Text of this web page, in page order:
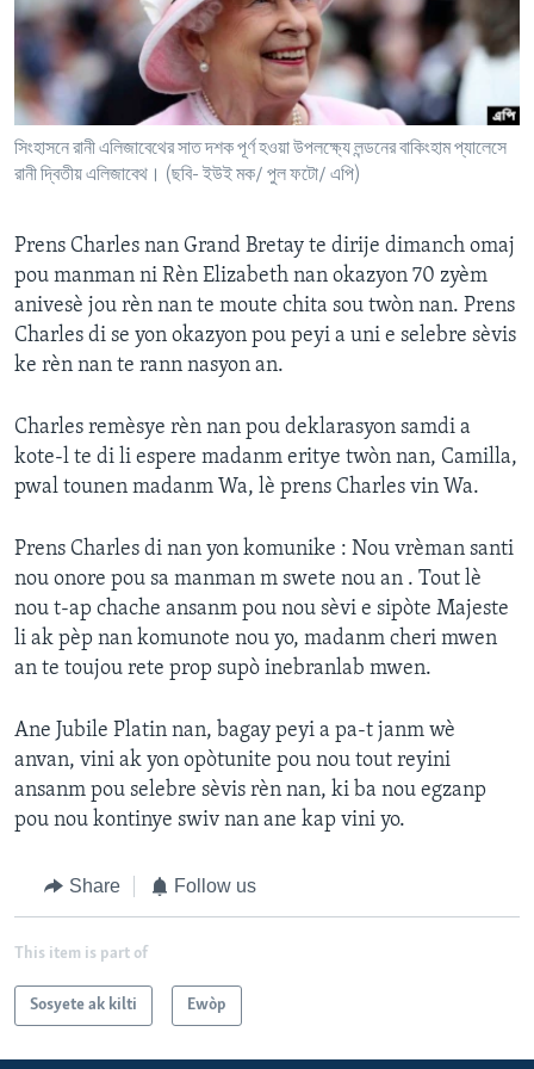
Languages
সিংহাসনে রানী এলিজাবেথের সাত দশক পূর্ণ হওয়া উপলক্ষ্যে লন্ডনের বাকিংহাম প্যালেসে
রানী দ্বিতীয় এলিজাবেথ। (ছবি- ইউই মক/ পুল ফটো/ এপি)
Prens Charles nan Grand Bretay te dirije dimanch omaj
pou manman ni Rèn Elizabeth nan okazyon 70 zyèm
anivesè jou rèn nan te moute chita sou twòn nan. Prens
Charles di se yon okazyon pou peyi a uni e selebre sèvis
ke rèn nan te rann nasyon an.
Charles remèsye rèn nan pou deklarasyon samdi a
kote-l te di li espere madanm eritye twòn nan, Camilla,
pwal tounen madanm Wa, lè prens Charles vin Wa.
Prens Charles di nan yon komunike : Nou vrèman santi
nou onore pou sa manman m swete nou an . Tout lè
nou t-ap chache ansanm pou nou sèvi e sipòte Majeste
li ak pèp nan komunote nou yo, madanm cheri mwen
an te toujou rete prop supò inebranlab mwen.
Ane Jubile Platin nan, bagay peyi a pa-t janm wè
anvan, vini ak yon opòtunite pou nou tout reyini
ansanm pou selebre sèvis rèn nan, ki ba nou egzanp
pou nou kontinye swiv nan ane kap vini yo.
Share Follow us
This item is part of
Sosyete ak kilti Ewòp